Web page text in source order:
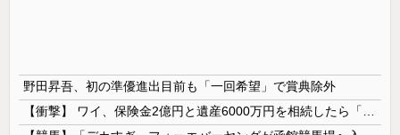
野田昇吾、初の準優進出目前も「一回希望」で賞典除外